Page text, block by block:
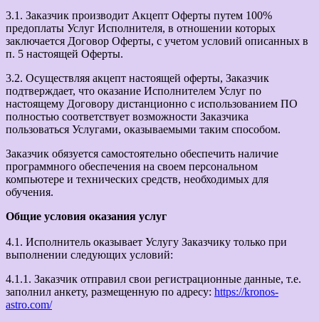
3.1. Заказчик производит Акцепт Оферты путем 100%
предоплаты Услуг Исполнителя, в отношении которых
заключается Договор Оферты, с учетом условий описанных в
п. 5 настоящей Оферты.
3.2. Осуществляя акцепт настоящей оферты, Заказчик
подтверждает, что оказание Исполнителем Услуг по
настоящему Договору дистанционно с использованием ПО
полностью соответствует возможности Заказчика
пользоваться Услугами, оказываемыми таким способом.
Заказчик обязуется самостоятельно обеспечить наличие
программного обеспечения на своем персональном
компьютере и технических средств, необходимых для
обучения.
Общие условия оказания услуг
4.1. Исполнитель оказывает Услугу Заказчику только при
выполнении следующих условий:
4.1.1. Заказчик отправил свои регистрационные данные, т.е.
заполнил анкету, размещенную по адресу: https://kronos-
astro.com/